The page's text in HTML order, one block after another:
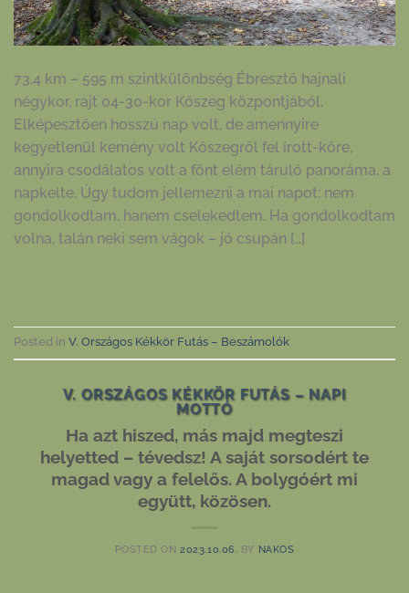
73,4 km – 595 m szintkülönbség Ébresztő hajnali
négykor, rajt 04-30-kor Kőszeg központjából.
Elképesztően hosszú nap volt, de amennyire
kegyetlenül kemény volt Kőszegről fel írott-kőre,
annyira csodálatos volt a fönt elém táruló panoráma, a
napkelte. Úgy tudom jellemezni a mai napot: nem
gondolkodtam, hanem cselekedtem. Ha gondolkodtam
volna, talán neki sem vágok – jó csupán […]
Posted in V. Országos Kékkör Futás – Beszámolók
V. ORSZÁGOS KÉKKÖR FUTÁS – NAPI
MOTTÓ
Ha azt hiszed, más majd megteszi
helyetted – tévedsz! A saját sorsodért te
magad vagy a felelős. A bolygóért mi
együtt, közösen.
POSTED ON 2023.10.06. BY NAKOS